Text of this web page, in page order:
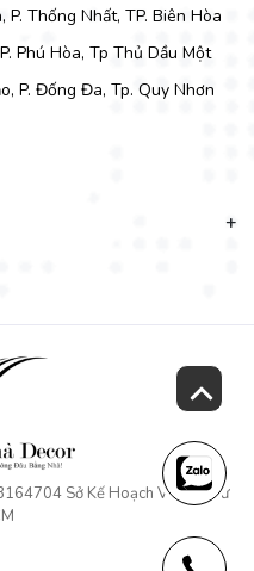
cao về chất lượng, mẫu mã
chọn vô cùng tinh tế. Bộ
kết hợp cùng bộ 6 ghế
Thống Nhất, TP. Biên Hòa
Phú Hòa, Tp Thủ Dầu Một
P. Đống Đa, Tp. Quy Nhơn
Sở Kế Hoạch Và Đầu Tư